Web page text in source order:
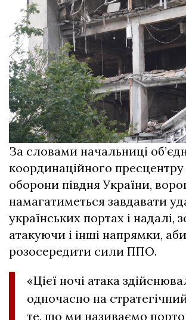
За словами начальниці
координаційного
оборони півдня України,
намагатиметься завдавати
українських портах і надалі,
атакуючи і інші напрямки, аби
розосередити сили ППО.
«Цієї ночі атака
одночасно на
те, що ми називаємо